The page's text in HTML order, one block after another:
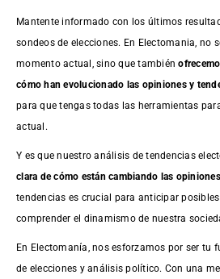
Mantente informado con los últimos
sondeos de elecciones. En Electomania, no
momento actual, sino que también
cómo han evolucionado las opiniones y
para que tengas todas las herramientas
actual.
Y es que nuestro análisis de tendencias
clara de cómo están cambiando las
tendencias es crucial para anticipar
comprender el dinamismo de nuestra
En Electomanía, nos esforzamos por ser tu
de elecciones y análisis político. Con una